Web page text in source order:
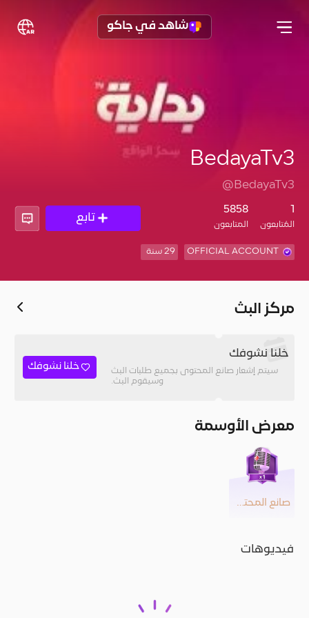
شاهد في جاكو
BedayaTv3
@BedayaTv3
1
المُتابعون
5858
المتابعون
تابع
OFFICIAL ACCOUNT 29 سنة
مركز البث
خلنا نشوفك
سيتم إشعار صانع المحتوى بجميع طلبات البث
وسيقوم البث.
خلنا نشوفك
معرض الأوسمة
صانع المحتوى
فيديوهات